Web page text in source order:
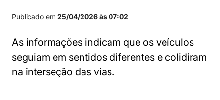
Publicado em 25/04/2026 às 07:02
As informações indicam que os veículos
seguiam em sentidos diferentes e colidiram
na interseção das vias.